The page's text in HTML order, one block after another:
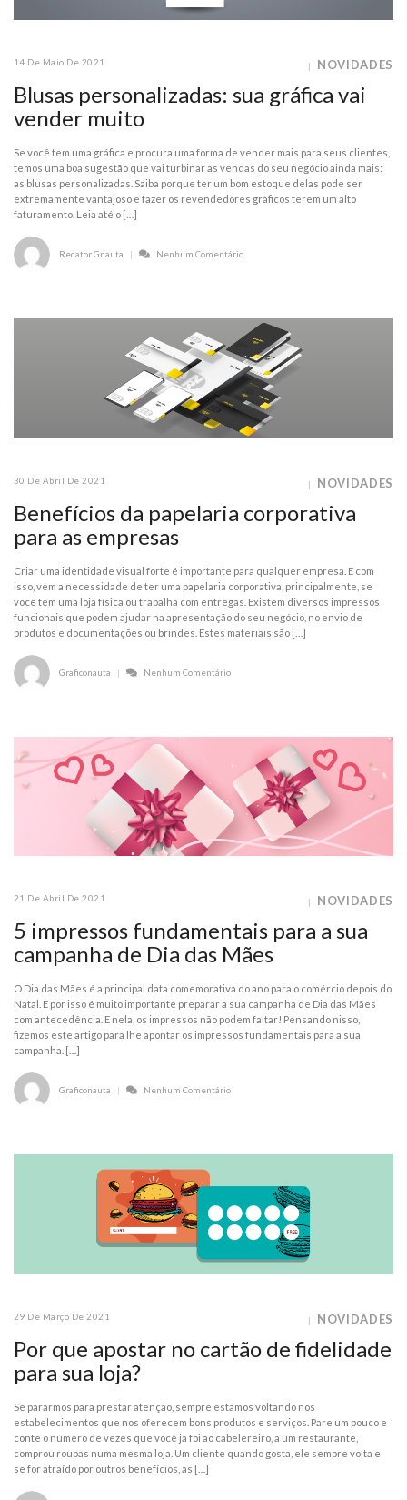
14 De Maio De 2021 NOVIDADES
Blusas personalizadas: sua gráfica vai
vender muito
Se você tem uma gráfica e procura uma forma de vender mais para seus clientes,
temos uma boa sugestão que vai turbinar as vendas do seu negócio ainda mais:
as blusas personalizadas. Saiba porque ter um bom estoque delas pode ser
extremamente vantajoso e fazer os revendedores gráficos terem um alto
faturamento. Leia até o […]
Redator Gnauta Nenhum Comentário
30 De Abril De 2021 NOVIDADES
Benefícios da papelaria corporativa
para as empresas
Criar uma identidade visual forte é importante para qualquer empresa. E com
isso, vem a necessidade de ter uma papelaria corporativa, principalmente, se
você tem uma loja física ou trabalha com entregas. Existem diversos impressos
funcionais que podem ajudar na apresentação do seu negócio, no envio de
produtos e documentações ou brindes. Estes materiais são […]
Graficonauta Nenhum Comentário
21 De Abril De 2021 NOVIDADES
5 impressos fundamentais para a sua
campanha de Dia das Mães
O Dia das Mães é a principal data comemorativa do ano para o comércio depois do
Natal. E por isso é muito importante preparar a sua campanha de Dia das Mães
com antecedência. E nela, os impressos não podem faltar! Pensando nisso,
fizemos este artigo para lhe apontar os impressos fundamentais para a sua
campanha. […]
Graficonauta Nenhum Comentário
29 De Março De 2021 NOVIDADES
Por que apostar no cartão de fidelidade
para sua loja?
Se pararmos para prestar atenção, sempre estamos voltando nos
estabelecimentos que nos oferecem bons produtos e serviços. Pare um pouco e
conte o número de vezes que você já foi ao cabelereiro, a um restaurante,
comprou roupas numa mesma loja. Um cliente quando gosta, ele sempre volta e
se for atraído por outros benefícios, as […]